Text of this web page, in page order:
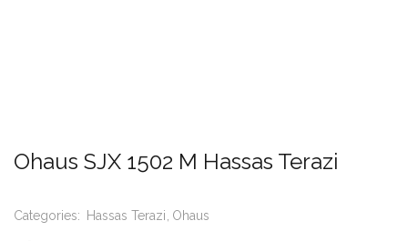
Ohaus SJX 1502 M Hassas Terazi
Categories: Hassas Terazi Ohaus